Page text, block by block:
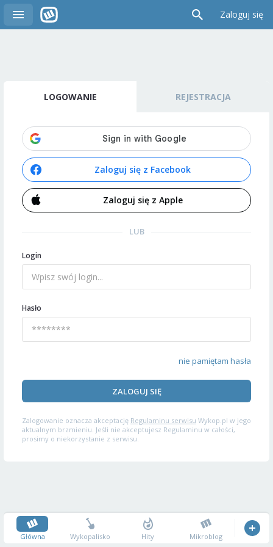
Zaloguj się
LOGOWANIE REJESTRACJA
Zaloguj się z Facebook
Zaloguj się z Apple
LUB
Login
Hasło
nie pamiętam hasła
ZALOGUJ SIĘ
Zalogowanie oznacza akceptację Regulaminu serwisu Wykop.pl w jego
aktualnym brzmieniu. Jeśli nie akceptujesz Regulaminu w całości,
prosimy o niekorzystanie z serwisu.
Główna Wykopalisko Hity Mikroblog